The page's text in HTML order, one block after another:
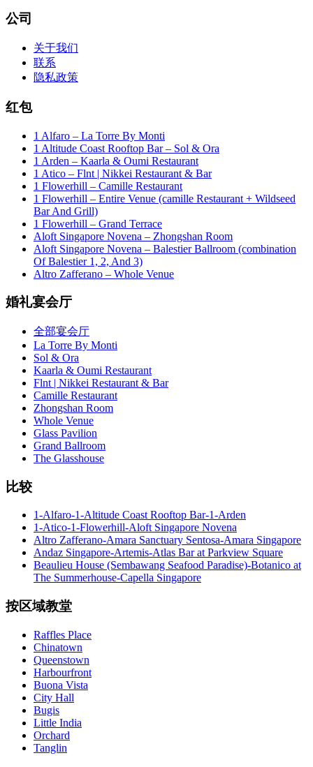
公司
关于我们
联系
隐私政策
红包
1 Alfaro – La Torre By Monti
1 Altitude Coast Rooftop Bar – Sol & Ora
1 Arden – Kaarla & Oumi Restaurant
1 Atico – Flnt | Nikkei Restaurant & Bar
1 Flowerhill – Camille Restaurant
1 Flowerhill – Entire Venue (camille Restaurant + Wildseed
Bar And Grill)
1 Flowerhill – Grand Terrace
Aloft Singapore Novena – Zhongshan Room
Aloft Singapore Novena – Balestier Ballroom (combination
Of Balestier 1, 2, And 3)
Altro Zafferano – Whole Venue
婚礼宴会厅
全部宴会厅
La Torre By Monti
Sol & Ora
Kaarla & Oumi Restaurant
Flnt | Nikkei Restaurant & Bar
Camille Restaurant
Zhongshan Room
Whole Venue
Glass Pavilion
Grand Ballroom
The Glasshouse
比较
1-Alfaro-1-Altitude Coast Rooftop Bar-1-Arden
1-Atico-1-Flowerhill-Aloft Singapore Novena
Altro Zafferano-Amara Sanctuary Sentosa-Amara Singapore
Andaz Singapore-Artemis-Atlas Bar at Parkview Square
Beaulieu House (Sembawang Seafood Paradise)-Botanico at
The Summerhouse-Capella Singapore
按区域教堂
Raffles Place
Chinatown
Queenstown
Harbourfront
Buona Vista
City Hall
Bugis
Little India
Orchard
Tanglin